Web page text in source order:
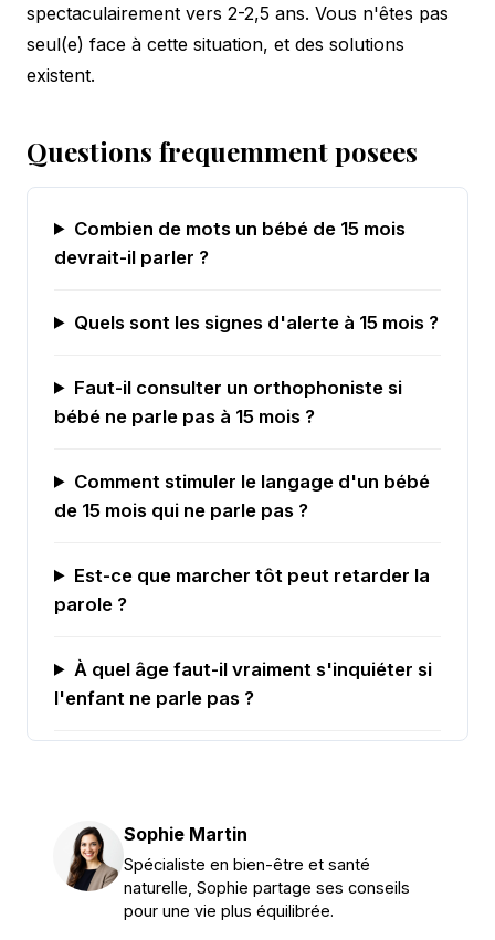
spectaculairement vers 2-2,5 ans. Vous n'êtes pas
seul(e) face à cette situation, et des solutions
existent.
Questions frequemment posees
Combien de mots un bébé de 15 mois
devrait-il parler ?
Quels sont les signes d'alerte à 15 mois ?
Faut-il consulter un orthophoniste si
bébé ne parle pas à 15 mois ?
Comment stimuler le langage d'un bébé
de 15 mois qui ne parle pas ?
Est-ce que marcher tôt peut retarder la
parole ?
À quel âge faut-il vraiment s'inquiéter si
l'enfant ne parle pas ?
Sophie Martin
Spécialiste en bien-être et santé
naturelle, Sophie partage ses conseils
pour une vie plus équilibrée.